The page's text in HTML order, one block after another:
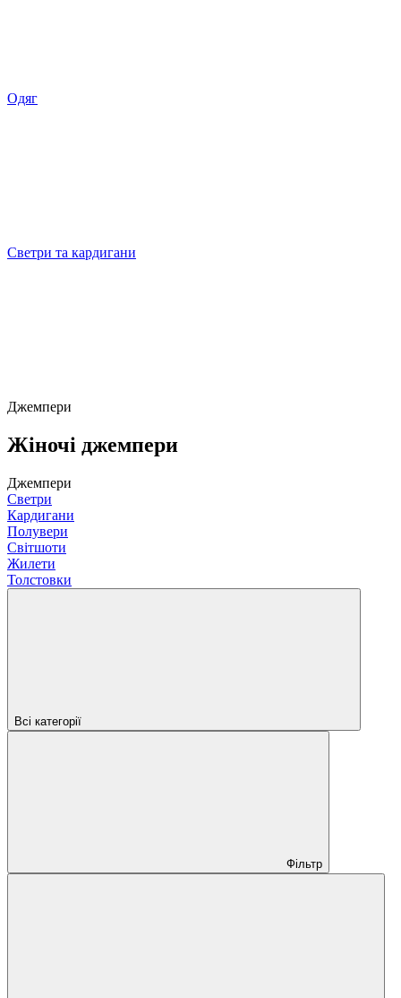
Одяг
Светри та кардигани
Джемпери
Жіночі джемпери
Джемпери
Светри
Кардигани
Полувери
Світшоти
Жилети
Толстовки
Всі категорії
Фільтр